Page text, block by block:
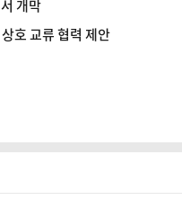
개막
호 교류 협력 제안